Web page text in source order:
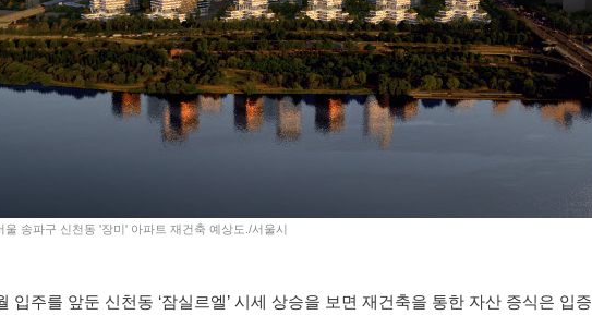
울 송파구 신천동 '장미' 아파트 재건축 예상도./서울시
입주를 앞둔 신천동 ‘잠실르엘’ 시세 상승을 보면 재건축을 통한 자산 증식은 입증